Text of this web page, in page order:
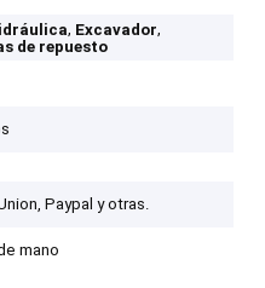
, Excavador,
de repuesto
Paypal y otras.
mano